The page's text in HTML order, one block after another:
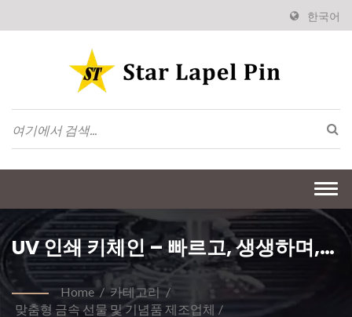
한국어
UV 인쇄 키체인 – 빠르고, 생생하며,
매우 세밀합니다.
Home / 카테고리 /
맞춤형 금속 선물 및 기념품 제조업체 /